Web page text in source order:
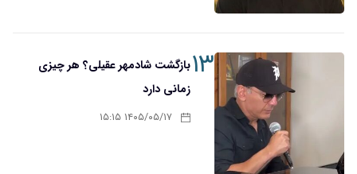
۱۳بازگشت شادمهر عقیلی؟ هر چیزی
زمانی دارد
۱۴۰۵/۰۵/۱۷ ۱۵:۱۵